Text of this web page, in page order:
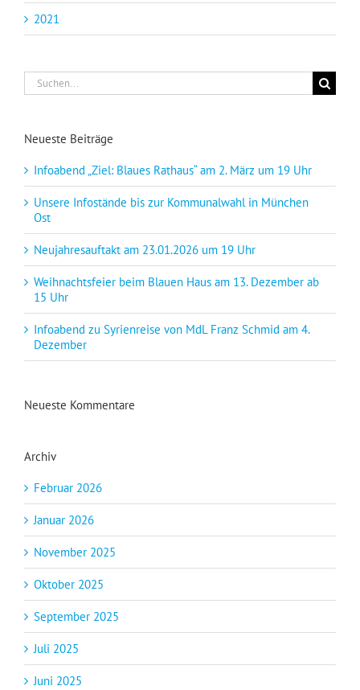
2021
Suche
nach:
Neueste Beiträge
Infoabend „Ziel: Blaues Rathaus“ am 2. März um 19 Uhr
Unsere Infostände bis zur Kommunalwahl in München
Ost
Neujahresauftakt am 23.01.2026 um 19 Uhr
Weihnachtsfeier beim Blauen Haus am 13. Dezember ab
15 Uhr
Infoabend zu Syrienreise von MdL Franz Schmid am 4.
Dezember
Neueste Kommentare
Archiv
Februar 2026
Januar 2026
November 2025
Oktober 2025
September 2025
Juli 2025
Juni 2025